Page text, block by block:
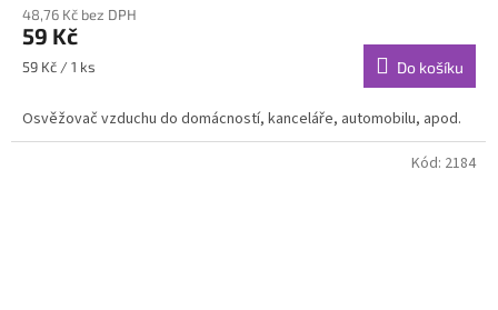
48,76 Kč bez DPH
59 Kč
Měrná
59 Kč / 1 ks Do košíku
Osvěžovač vzduchu do domácností, kanceláře, automobilu, apod.
Kód: 2184